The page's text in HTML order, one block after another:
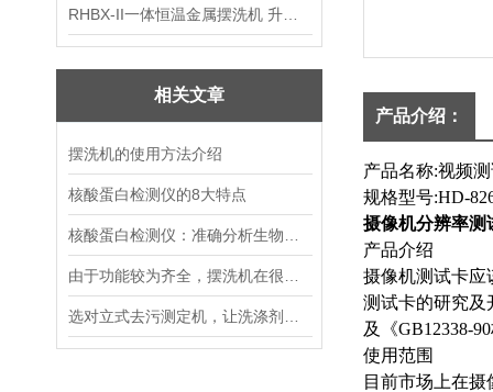
相关文章
摆洗机的使用方法介绍
核酸蛋白检测仪的8大特点
产品介绍：
产品名称:视频
规格型号:HD-
摄像机分辨率测
产品介绍
摄像机测试卡应
测试卡的研究及
及《GB12338-
使用范围
目前市场上在